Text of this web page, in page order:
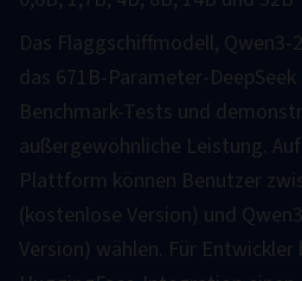
Das Flaggschiffmodell,
das 671B-Parameter-
Benchmark-Tests und
außergewöhnliche Leistung.
Plattform können Benutzer
(kostenlose Version) und
Version) wählen. Für